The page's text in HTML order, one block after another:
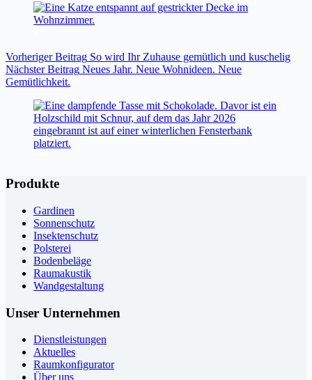
VorherigerBeitrag So wird Ihr Zuhause gemütlich und kuschelig
NächsterBeitrag Neues Jahr. Neue Wohnideen. Neue
Gemütlichkeit.
Produkte
Gardinen
Sonnenschutz
Insektenschutz
Polsterei
Bodenbeläge
Raumakustik
Wandgestaltung
Unser Unternehmen
Dienstleistungen
Aktuelles
Raumkonfigurator
Über uns